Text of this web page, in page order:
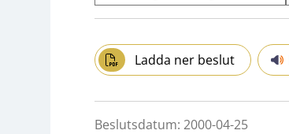
Ladda ner beslut
Beslutsdatum: 2000-04-25